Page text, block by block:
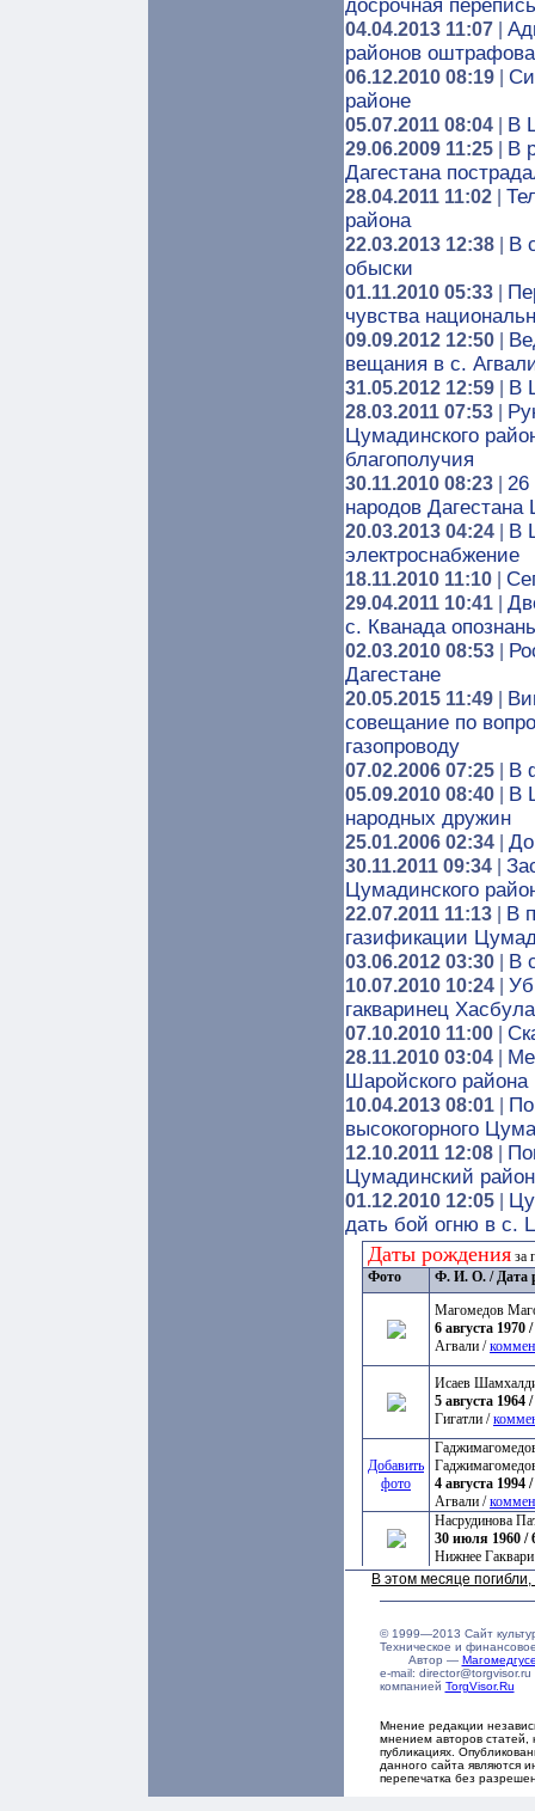
досрочная
04.04.2013 11:07
районов
06.12.2010 08:19
районе
05.07.2011 08:04 В
29.06.2009 11:25
В
Дагестана
28.04.2011 11:02
района
22.03.2013 12:38
В
обыски
01.11.2010 05:33
чувства
09.09.2012 12:50
вещания в с.
31.05.2012 12:59 В
28.03.2011 07:53
Цумадинского
благополучия
30.11.2010 08:23
26
народов
20.03.2013 04:24
В
электроснабжение
18.11.2010 11:10
29.04.2011 10:41
с. Кванада
02.03.2010 08:53
Дагестане
20.05.2015 11:49
совещание по
газопроводу
07.02.2006 07:25 В
05.09.2010 08:40
В
народных дружин
25.01.2006 02:34
30.11.2011 09:34
Цумадинского
22.07.2011 11:13
В
газификации
03.06.2012 03:30 В
10.07.2010 10:24
гакваринец
07.10.2010 11:00
28.11.2010 03:04
Шаройского района
10.04.2013 08:01
высокогорного
12.10.2011 12:08
Цумадинский район
01.12.2010 12:05
дать бой огню в с.
Даты рождения за
Фото
Ф. И. О. / Дата
Магомедов
6 августа 1970
Агвали /
Исаев
5 августа 1964
Гигатли /
Добавить
фото
4 августа 1994
Агвали /
Насрудинова
30 июля 1960 /
Нижнее
В этом месяце
© 1999—2013 Сайт
Техническое и
Автор —
e-mail:
компанией TorgVisor.Ru
Мнение редакции
мнением авторов статей,
публикациях.
данного сайта являются
перепечатка без